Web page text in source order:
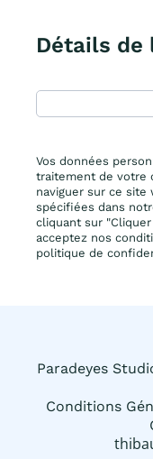
Détails de
Vos données
traitement de votre
naviguer sur ce site
spécifiées dans
cliquant sur
acceptez nos
politique de
Paradeyes
Conditions